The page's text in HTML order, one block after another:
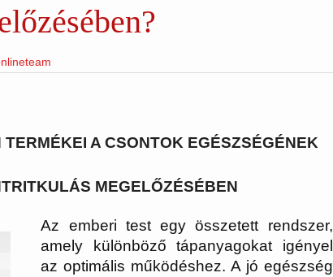
A CSONTOK EGÉSZSÉGÉNEK
MEGELŐZÉSÉBEN
Az emberi test egy összetett rendszer,
amely különböző tápanyagokat igényel
az optimális működéshez. A jó egészség